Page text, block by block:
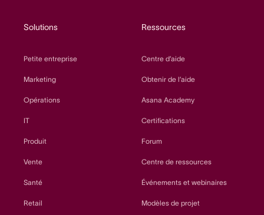
Solutions
Petite entreprise
Marketing
Opérations
IT
Produit
Vente
Santé
Retail
Ressources
Centre d’aide
Obtenir de l’aide
Asana Academy
Certifications
Forum
Centre de ressources
Événements et webinaires
Modèles de projet